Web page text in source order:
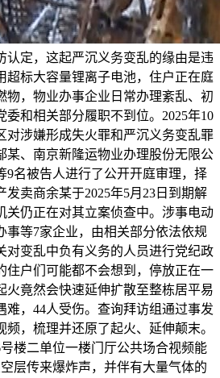
认定，这起严沉义务变乱的缘由是违
超标大容量锂离子电池，住户正在庭
物，物业办事企业日常办理紊乱、初
委和相关部分履职不到位。2025年10
对涉嫌形成失火罪和严沉义务变乱罪
某、南京新隆运物业办理股份无限公
9名被告人进行了公开开庭审理，择
发卖商余某于2025年5月23日到期解
关仍正在对其立案侦查中。涉事电动
事等7家企业，由相关部分依法依规
对变乱中负有义务的人员进行党纪政
住户们可能都不会想到，停放正在一
火竟然会快速延伸扩散至整栋居平易
难，44人受伤。查询拜访组通过事发
，梳理并还原了起火、延伸颠末。
楼二单位一楼门厅公共场合视频能
层传来爆炸声，并伴有大量气体的